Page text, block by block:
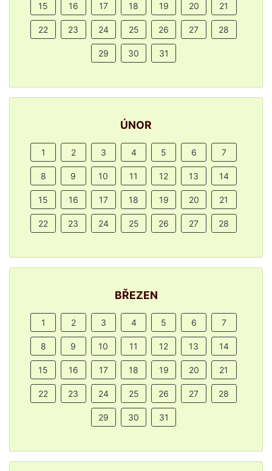
15 16 17 18 19 20 21
22 23 24 25 26 27 28
29 30 31
ÚNOR
1 2 3 4 5 6 7
8 9 10 11 12 13 14
15 16 17 18 19 20 21
22 23 24 25 26 27 28
BŘEZEN
1 2 3 4 5 6 7
8 9 10 11 12 13 14
15 16 17 18 19 20 21
22 23 24 25 26 27 28
29 30 31